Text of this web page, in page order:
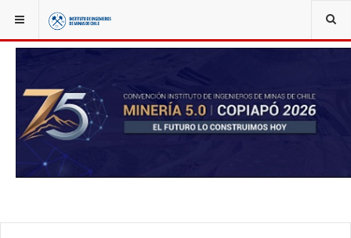
YOU ARE HERE: NOTICIAS